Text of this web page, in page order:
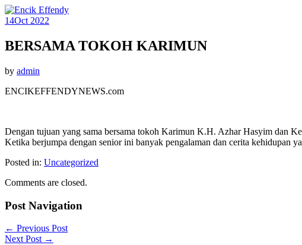
14Oct 2022
BERSAMA TOKOH KARIMUN
by admin
ENCIKEFFENDYNEWS.com
Dengan tujuan yang sama bersama tokoh Karimun K.H. Azhar Hasyim dan
Ketika berjumpa dengan senior ini banyak pengalaman dan cerita kehidupan
Posted in: Uncategorized
Comments are closed.
Post Navigation
← Previous Post
Next Post →